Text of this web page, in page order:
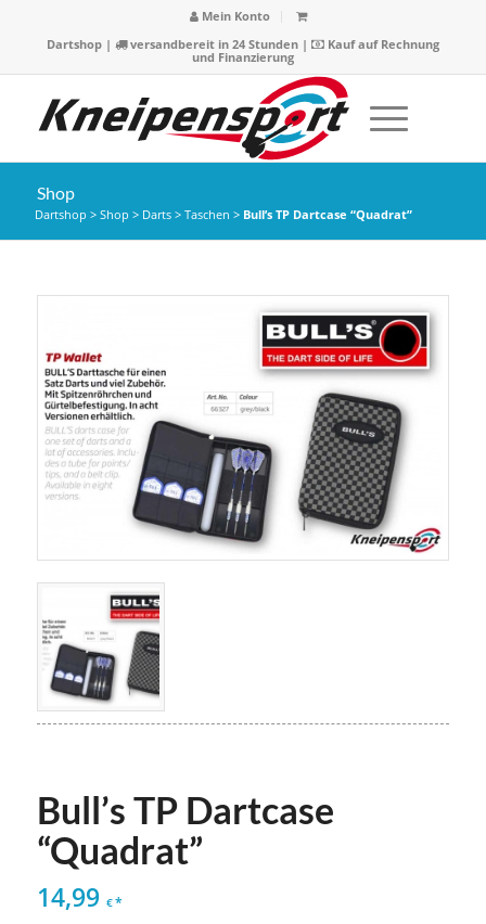
Mein Konto
Dartshop| versandbereit in 24 Stunden |
Kauf auf Rechnung
und Finanzierung
Shop
Dartshop > Shop > Darts> Taschen > Bull’s TP Dartcase “Quadrat”
Bull’s TP Dartcase
“Quadrat”
14,99 €*